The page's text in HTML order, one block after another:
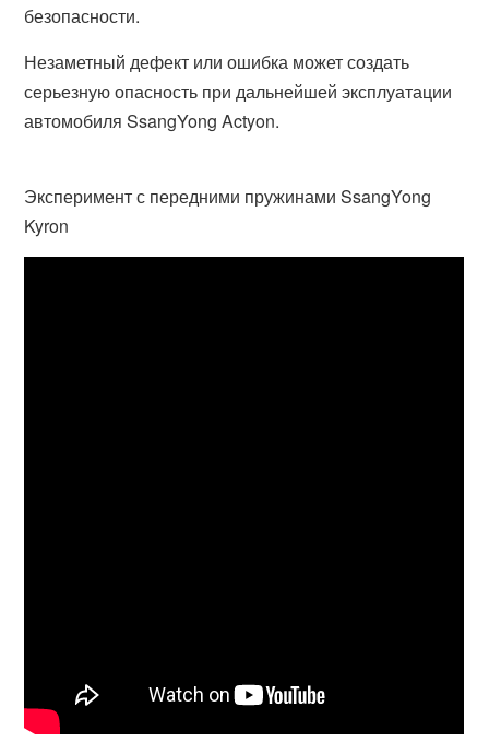
безопасности.
Незаметный дефект или ошибка может создать
серьезную опасность при дальнейшей эксплуатации
автомобиля SsangYong Actyon.
Эксперимент с передними пружинами SsangYong
Kyron